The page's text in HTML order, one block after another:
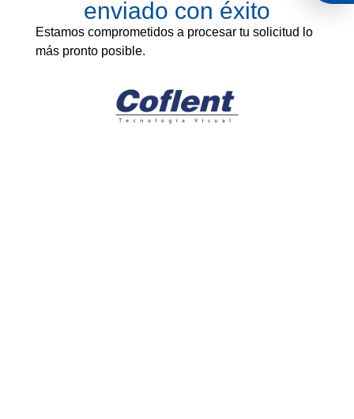
enviado con éxito
Estamos comprometidos a procesar tu solicitud lo
más pronto posible.